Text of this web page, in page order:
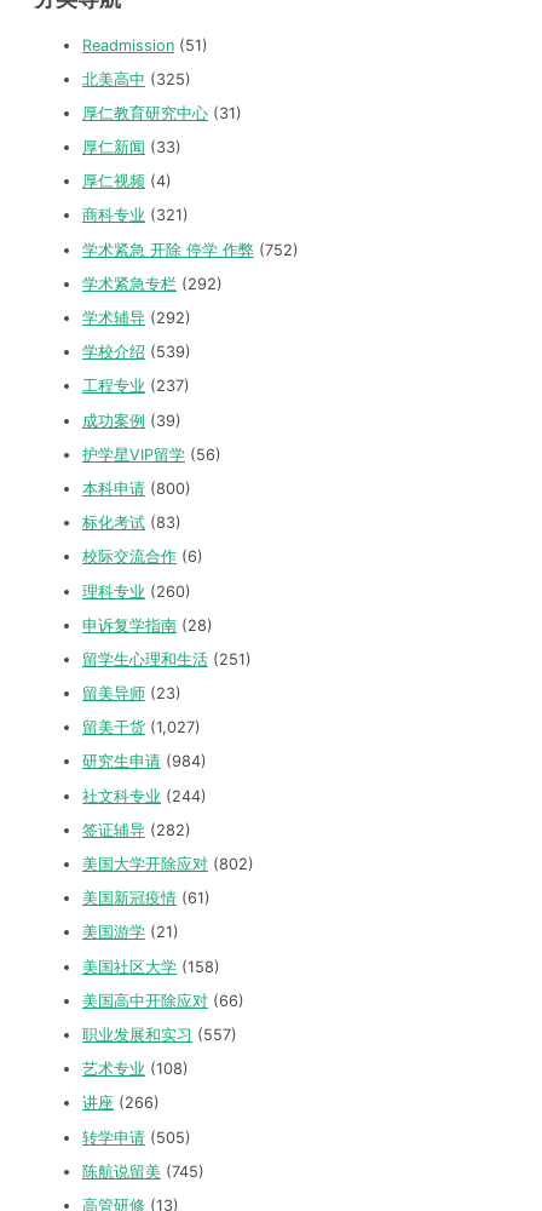
Readmission (51)
北美高中 (325)
厚仁教育研究中心 (31)
厚仁新闻 (33)
厚仁视频 (4)
商科专业 (321)
学术紧急 开除 停学 作弊 (752)
学术紧急专栏 (292)
学术辅导 (292)
学校介绍 (539)
工程专业 (237)
成功案例 (39)
护学星VIP留学 (56)
本科申请 (800)
标化考试 (83)
校际交流合作 (6)
理科专业 (260)
申诉复学指南 (28)
留学生心理和生活 (251)
留美导师 (23)
留美干货 (1,027)
研究生申请 (984)
社文科专业 (244)
签证辅导 (282)
美国大学开除应对 (802)
美国新冠疫情 (61)
美国游学 (21)
美国社区大学 (158)
美国高中开除应对 (66)
职业发展和实习 (557)
艺术专业 (108)
讲座 (266)
转学申请 (505)
陈航说留美 (745)
高管研修 (13)